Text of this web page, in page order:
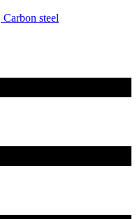
steel